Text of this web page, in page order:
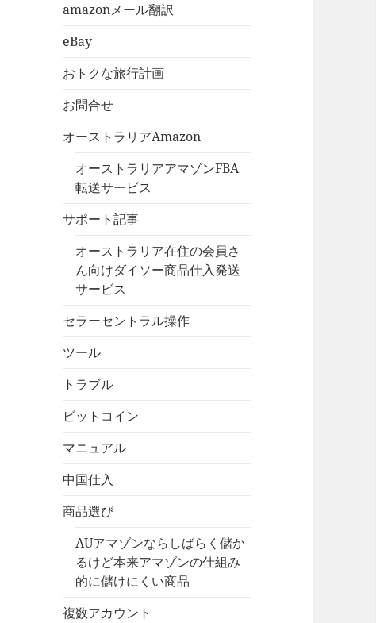
amazonメール翻訳
eBay
おトクな旅行計画
お問合せ
オーストラリアAmazon
オーストラリアアマゾンFBA
転送サービス
サポート記事
オーストラリア在住の会員さ
ん向けダイソー商品仕入発送
サービス
セラーセントラル操作
ツール
トラブル
ビットコイン
マニュアル
中国仕入
商品選び
AUアマゾンならしばらく儲か
るけど本来アマゾンの仕組み
的に儲けにくい商品
複数アカウント